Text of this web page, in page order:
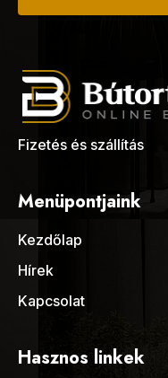
Fizetés és szállítás
Menüpontjaink
Kezdőlap
Hírek
Kapcsolat
Hasznos linkek